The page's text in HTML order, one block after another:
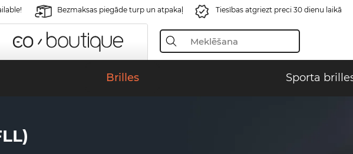
Bezmaksas piegāde turp un atpakaļ Tiesības atgriezt preci 30 dienu laikā
Brilles Sporta